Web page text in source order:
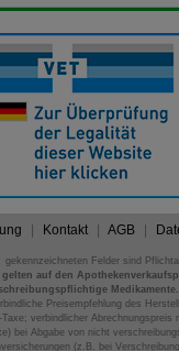
Kontakt AGB
gekennzeichneten Felder sind
auf den
Medikamente.
Preisempfehlung des
verbindlicher Abrechnungspreis
bei Abgabe von nicht
(z.B. bei